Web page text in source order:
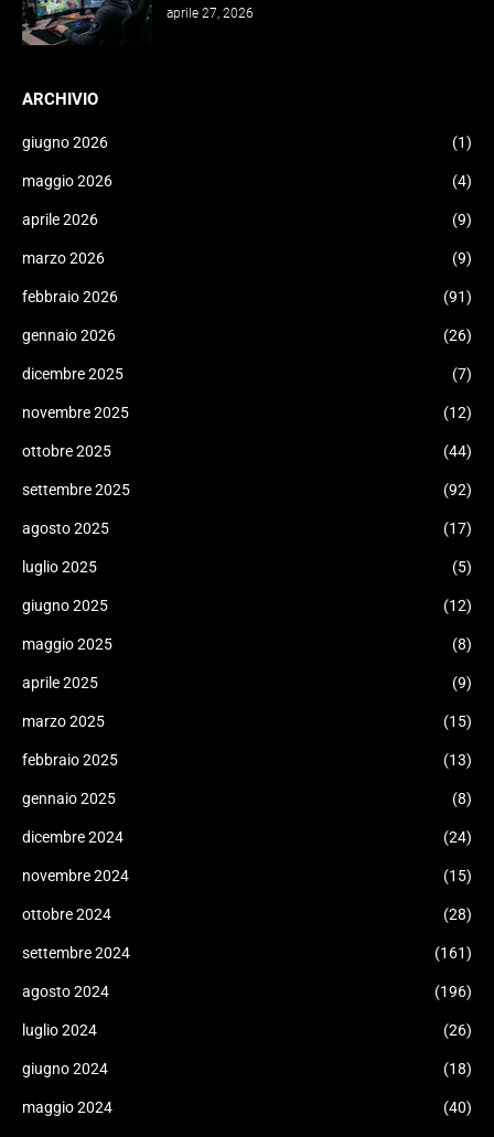
aprile 27, 2026
ARCHIVIO
giugno 2026 (1)
maggio 2026 (4)
aprile 2026 (9)
marzo 2026 (9)
febbraio 2026 (91)
gennaio 2026 (26)
dicembre 2025 (7)
novembre 2025 (12)
ottobre 2025 (44)
settembre 2025 (92)
agosto 2025 (17)
luglio 2025 (5)
giugno 2025 (12)
maggio 2025 (8)
aprile 2025 (9)
marzo 2025 (15)
febbraio 2025 (13)
gennaio 2025 (8)
dicembre 2024 (24)
novembre 2024 (15)
ottobre 2024 (28)
settembre 2024 (161)
agosto 2024 (196)
luglio 2024 (26)
giugno 2024 (18)
maggio 2024 (40)